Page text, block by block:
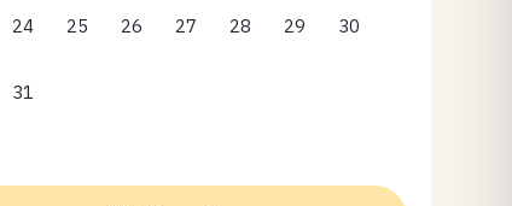
24 25 26 27 28 29 30
31